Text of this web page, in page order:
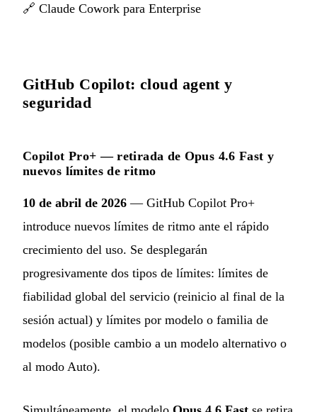
🔗 Claude Cowork para Enterprise
GitHub Copilot: cloud agent y
seguridad
Copilot Pro+ — retirada de Opus 4.6 Fast y
nuevos límites de ritmo
10 de abril de 2026 — GitHub Copilot Pro+
introduce nuevos límites de ritmo ante el rápido
crecimiento del uso. Se desplegarán
progresivamente dos tipos de límites: límites de
fiabilidad global del servicio (reinicio al final de la
sesión actual) y límites por modelo o familia de
modelos (posible cambio a un modelo alternativo o
al modo Auto).